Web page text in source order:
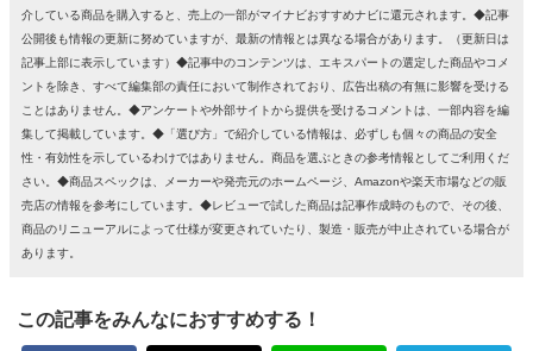
介している商品を購入すると、売上の一部がマイナビおすすめナビに還元されます。◆記事
公開後も情報の更新に努めていますが、最新の情報とは異なる場合があります。（更新日は
記事上部に表示しています）◆記事中のコンテンツは、エキスパートの選定した商品やコメ
ントを除き、すべて編集部の責任において制作されており、広告出稿の有無に影響を受ける
ことはありません。◆アンケートや外部サイトから提供を受けるコメントは、一部内容を編
集して掲載しています。◆「選び方」で紹介している情報は、必ずしも個々の商品の安全
性・有効性を示しているわけではありません。商品を選ぶときの参考情報としてご利用くだ
さい。◆商品スペックは、メーカーや発売元のホームページ、Amazonや楽天市場などの販
売店の情報を参考にしています。◆レビューで試した商品は記事作成時のもので、その後、
商品のリニューアルによって仕様が変更されていたり、製造・販売が中止されている場合が
あります。
この記事をみんなにおすすめする！